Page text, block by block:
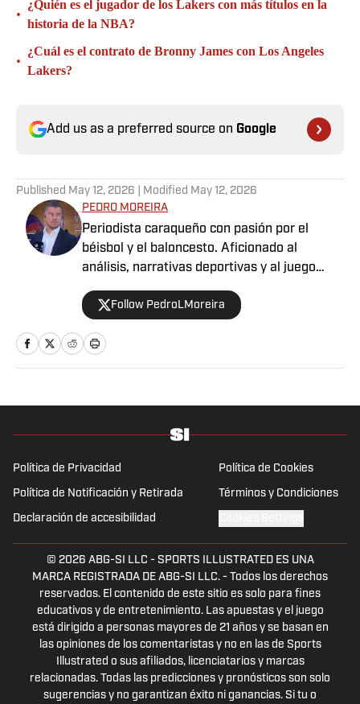
•
¿Quién es el jugador de los Lakers con más títulos en la
historia de la NBA?
•
¿Cuál es el contrato de Bronny James con Los Angeles
Lakers?
Add us as a preferred source on Google
Published May 12, 2026 | Modified May 12, 2026
PEDRO MOREIRA
Periodista caraqueño con pasión por el
béisbol y el baloncesto. Aficionado al
análisis, narrativas deportivas y al juego
por convicción, comprometido con contar
Follow PedroLMoreira
Política de Privacidad Política de Cookies
Política de Notificación y Retirada Términos y Condiciones
Declaración de accesibilidad
© 2026 ABG-SI LLC - SPORTS ILLUSTRATED ES UNA
MARCA REGISTRADA DE ABG-SI LLC. - Todos los derechos
reservados. El contenido de este sitio es solo para fines
educativos y de entretenimiento. Las apuestas y el juego
está dirigido a personas mayores de 21 años y se basan en
las opiniones de los comentaristas y no en las de Sports
Illustrated o sus afiliados, licenciatarios y marcas
relacionadas. Todas las predicciones y pronósticos son solo
sugerencias y no garantizan éxito ni ganancias. Si tu o